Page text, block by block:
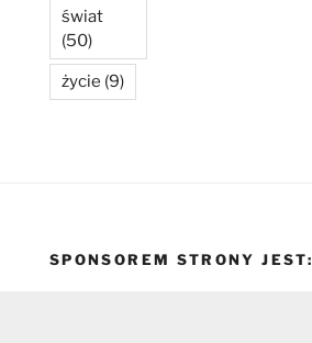
świat
(50)
życie (9)
SPONSOREM STRONY JEST: